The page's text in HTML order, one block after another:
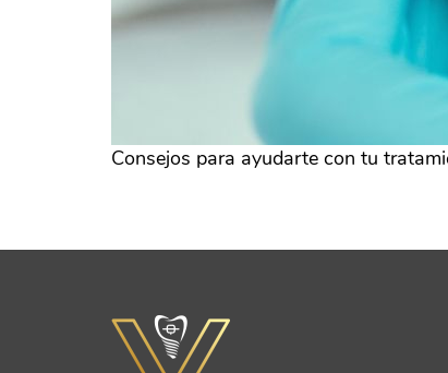
Consejos para ayudarte con tu